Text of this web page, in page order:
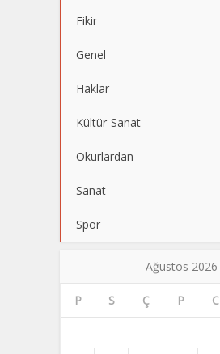
Fikir
Genel
Haklar
Kültür-Sanat
Okurlardan
Sanat
Spor
Ağustos 2026
P S Ç P C